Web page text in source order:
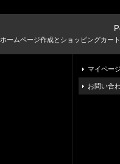
ホームページ作成とショッピングカー
マイページ
お問い合